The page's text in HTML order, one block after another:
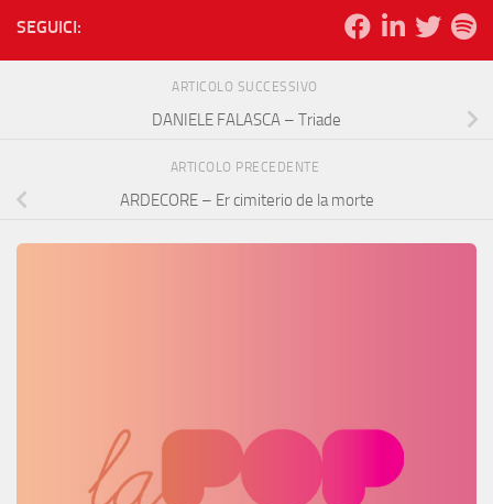
SEGUICI:
ARTICOLO SUCCESSIVO
DANIELE FALASCA – Triade
ARTICOLO PRECEDENTE
ARDECORE – Er cimiterio de la morte